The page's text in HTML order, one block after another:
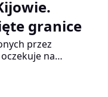
granice
przez
na
obcokrajowców
nie mogą być